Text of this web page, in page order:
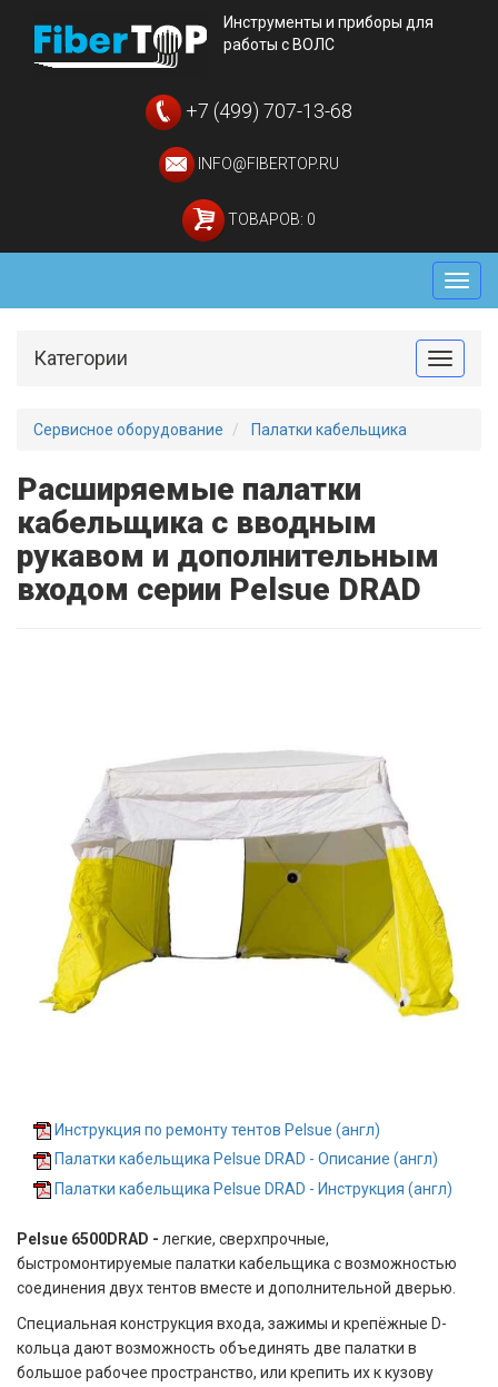
Инструменты и приборы для
работы с ВОЛС
+7 (499) 707-13-68
INFO@FIBERTOP.RU
ТОВАРОВ: 0
Меню
Toggle
Категории
Сервисное оборудование Палатки кабельщика
Расширяемые палатки
кабельщика с вводным
рукавом и дополнительным
входом серии Pelsue DRAD
Инструкция по ремонту тентов Pelsue (англ)
Палатки кабельщика Pelsue DRAD - Описание (англ)
Палатки кабельщика Pelsue DRAD - Инструкция (англ)
Pelsue 6500DRAD - легкие, сверхпрочные,
быстромонтируемые палатки кабельщика с возможностью
соединения двух тентов вместе и дополнительной дверью.
Специальная конструкция входа, зажимы и крепёжные D-
кольца дают возможность объединять две палатки в
большое рабочее пространство, или крепить их к кузову